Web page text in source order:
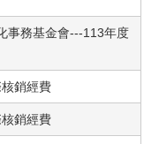
事務基金會---113年度
銷經費
銷經費